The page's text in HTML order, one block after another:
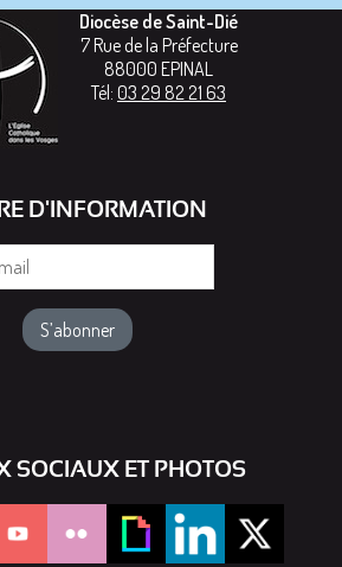
Diocèse de Saint-Dié
7 Rue de la Préfecture
88000 EPINAL
Tél: 03 29 82 21 63
D'INFORMATION
SOCIAUX ET PHOTOS